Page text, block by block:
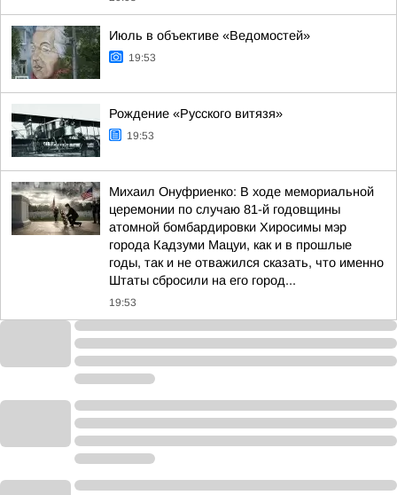
Июль в объективе «Ведомостей»
19:53
Рождение «Русского витязя»
19:53
Михаил Онуфриенко: В ходе мемориальной
церемонии по случаю 81-й годовщины
атомной бомбардировки Хиросимы мэр
города Кадзуми Мацуи, как и в прошлые
годы, так и не отважился сказать, что именно
Штаты сбросили на его город...
19:53